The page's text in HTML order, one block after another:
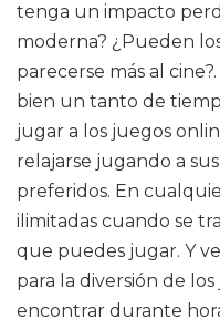
tenga un impacto
moderna? ¿Pueden
parecerse más al
bien un tanto de
jugar a los juegos
relajarse jugando a
preferidos. En
ilimitadas cuando se
que puedes jugar. Y
para la diversión de
encontrar durante